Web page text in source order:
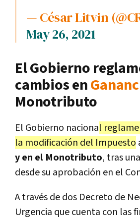
— César Litvin
May 26, 2021
El Gobierno
cambios en
Monotributo
El Gobierno nacional
la modificación del Impuesto
y en el Monotributo, tras
desde su aprobación en el
A través de dos Decreto de
Urgencia que cuenta con las